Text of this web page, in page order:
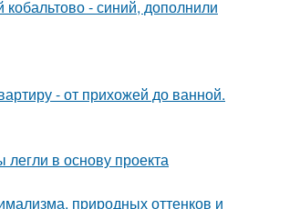
- синий, дополнили
- от прихожей до ванной.
в основу проекта
природных оттенков и